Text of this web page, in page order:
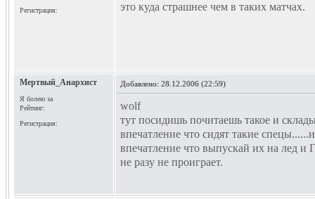
Регистрация:
это куда страшнее чем в таких матчах.
Мертвый_Анархист
Я болею за
Рейтинг:
Регистрация:
Добавлено: 28.12.2006 (22:59)
wolf
тут посидишь почитаешь такое и
впечатление что сидят такие спецы......и
впечатление что выпускай их на лед и
не разу не проиграет.